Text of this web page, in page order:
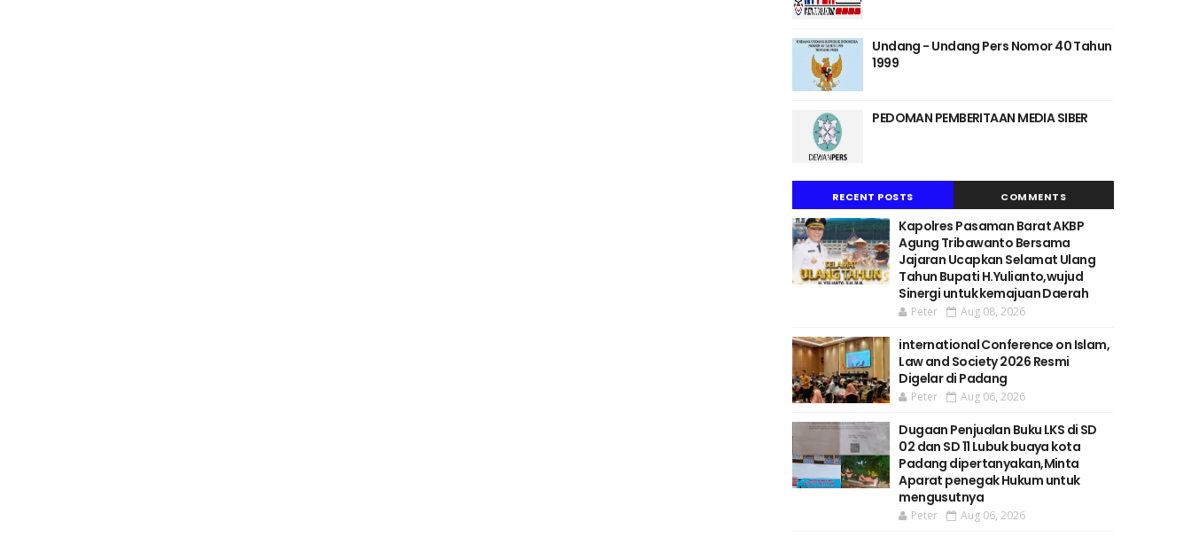
Undang - Undang Pers Nomor 40 Tahun
1999
PEDOMAN PEMBERITAAN MEDIA SIBER
RECENT POSTS COMMENTS
Kapolres Pasaman Barat AKBP
Agung Tribawanto Bersama
Jajaran Ucapkan Selamat Ulang
Tahun Bupati H.Yulianto,wujud
Sinergi untuk kemajuan Daerah
Peter Aug 08, 2026
international Conference on Islam,
Law and Society 2026 Resmi
Digelar di Padang
Peter Aug 06, 2026
Dugaan Penjualan Buku LKS di SD
02 dan SD 11 Lubuk buaya kota
Padang dipertanyakan,Minta
Aparat penegak Hukum untuk
mengusutnya
Peter Aug 06, 2026